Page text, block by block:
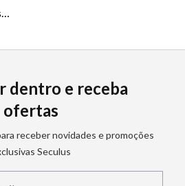
dentro e receba
ofertas
receber novidades e promoções
Seculus